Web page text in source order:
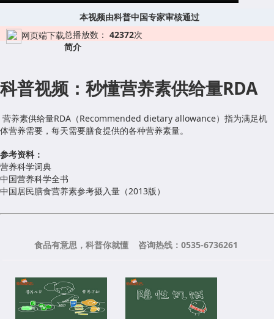
本视频由科普中国专家审核通过
网页端下载总播放数： 42372次
简介
科普视频：秒懂营养素供给量RDA
营养素供给量RDA（Recommended dietary allowance）指为满足机
体营养需要，每天需要膳食提供的各种营养素量。
参考资料 ：
营养科学词典
中国营养科学全书
中国居民膳食营养素参考摄入量（2013版）
食品有意思，科普你就懂 咨询热线：0535-6736261